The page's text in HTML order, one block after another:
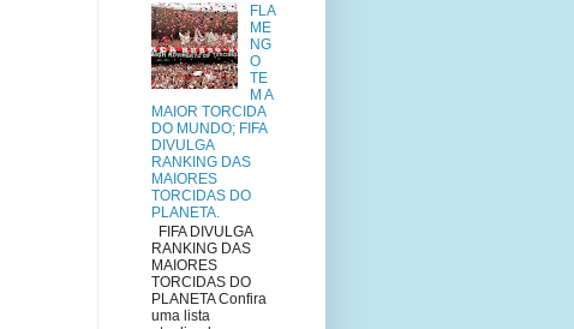
FLA
ME
NG
O
TE
M A
MAIOR TORCIDA
DO MUNDO; FIFA
DIVULGA
RANKING DAS
MAIORES
TORCIDAS DO
PLANETA.
FIFA DIVULGA
RANKING DAS
MAIORES
TORCIDAS DO
PLANETA Confira
uma lista